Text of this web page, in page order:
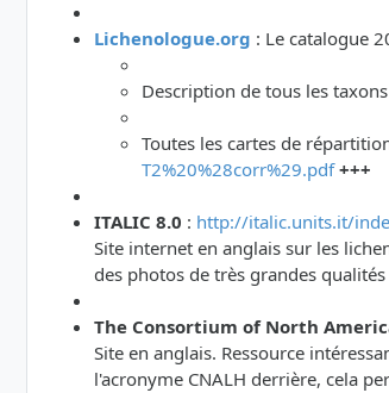
Lichenologue.org : Le catalogue
Description de tous les
Toutes les cartes de
T2%20%28corr%29.pdf +++
ITALIC 8.0 : http://italic.units.it/
Site internet en anglais sur les
des photos de très grandes
The Consortium of North
Site en anglais. Ressource
l'acronyme CNALH derrière, cela